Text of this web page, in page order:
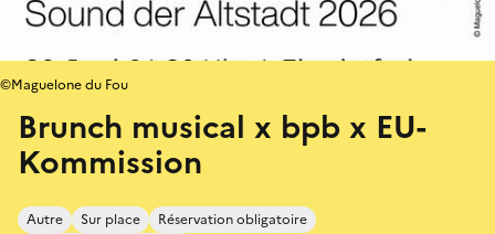
Brunch musical x bpb x EU-
Kommission
Autre Sur place
Réservation obligatoire
©Maguelone du Fou